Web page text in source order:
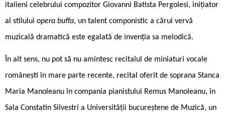
italieni celebrului compozitor Giovanni Batista Pergolesi, inițiator
al stilului opera buffa, un talent componistic a cărui vervă
muzicală dramatică este egalată de invenția sa melodică.
În alt sens, nu pot să nu amintesc recitalul de miniaturi vocale
românești în mare parte recente, recital oferit de soprana Stanca
Maria Manoleanu în compania pianistului Remus Manoleanu, în
Sala Constatin Silvestri a Universității bucureștene de Muzică, un